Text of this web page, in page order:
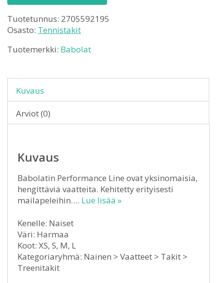
Tuotetunnus: 2705592195
Osasto: Tennistakit
Tuotemerkki: Babolat
Kuvaus
Arviot (0)
Kuvaus
Babolatin Performance Line ovat yksinomaisia,
hengittäviä vaatteita. Kehitetty erityisesti
mailapeleihin…. Lue lisää »
Kenelle: Naiset
Väri: Harmaa
Koot: XS, S, M, L
Kategoriaryhmä: Nainen > Vaatteet > Takit >
Treenitakit